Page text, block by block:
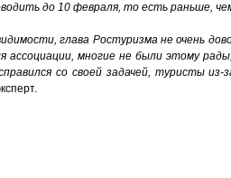
до 10 февраля, то есть раньше,
глава Ростуризма не очень
ассоциации, многие не были этому
со своей задачей, туристы